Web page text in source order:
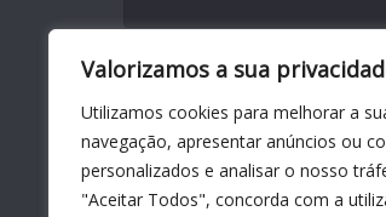
Valorizamos a sua
Utilizamos cookies para melhorar a
navegação, apresentar anúncios ou
personalizados e analisar o nosso
"Aceitar Todos", concorda com a